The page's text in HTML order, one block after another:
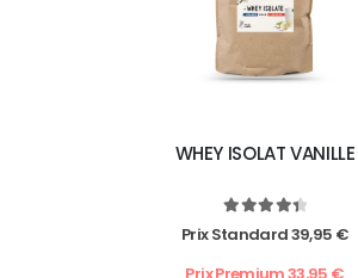
WHEY ISOLAT VANILLE
4.50 out of 5
Prix Standard39,95 €